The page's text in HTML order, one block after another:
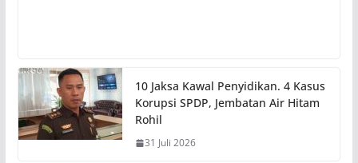
10 Jaksa Kawal Penyidikan. 4 Kasus
Korupsi SPDP, Jembatan Air Hitam
Rohil
31 Juli 2026